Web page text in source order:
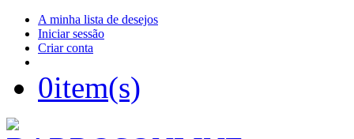
A minha lista de desejos
Iniciar sessão
Criar conta
0item(s)